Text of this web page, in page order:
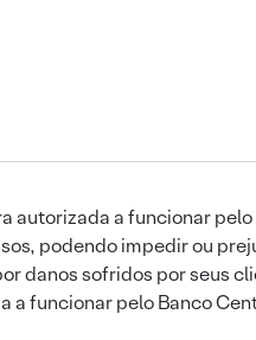
autorizada a funcionar
podendo impedir ou
danos sofridos por seus
a funcionar pelo Banco